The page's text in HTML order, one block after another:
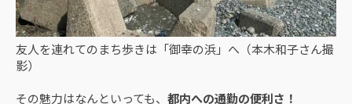
友人を連れてのまち歩きは「御幸の浜」へ（本木和子さん撮
影）
その魅力はなんといっても、 都内への通勤の便利さ！